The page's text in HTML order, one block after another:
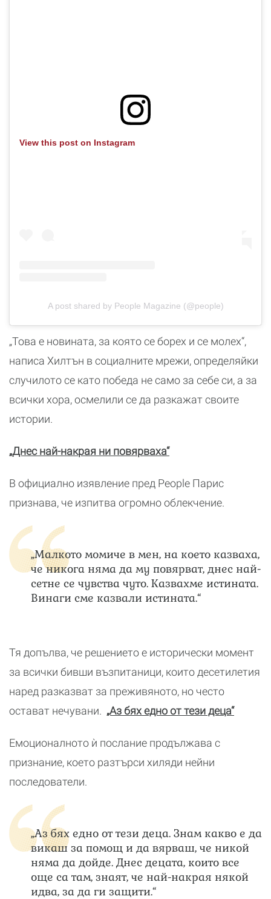
View this post on Instagram
A post shared by People Magazine (@people)
„Това е новината, за която се борех и се молех“,
написа Хилтън в социалните мрежи, определяйки
случилото се като победа не само за себе си, а за
всички хора, осмелили се да разкажат своите
истории.
„Днес най-накрая ни повярваха“
В официално изявление пред People Парис
признава, че изпитва огромно облекчение.
„Малкото момиче в мен, на което казваха,
че никога няма да му повярват, днес най-
сетне се чувства чуто. Казвахме истината.
Винаги сме казвали истината.“
Тя допълва, че решението е исторически момент
за всички бивши възпитаници, които десетилетия
наред разказват за преживяното, но често
остават нечувани. „Аз бях едно от тези деца“
Емоционалното ѝ послание продължава с
признание, което разтърси хиляди нейни
последователи.
„Аз бях едно от тези деца. Знам какво е да
викаш за помощ и да вярваш, че никой
няма да дойде. Днес децата, които все
още са там, знаят, че най-накрая някой
идва, за да ги защити.“